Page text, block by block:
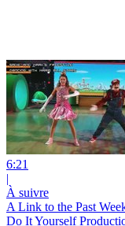
6:21
|
À suivre
A Link to the Past
Do It Yourself